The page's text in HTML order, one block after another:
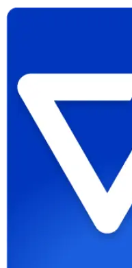
Whistleblower